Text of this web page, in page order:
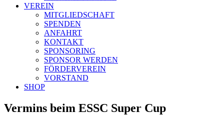
VEREIN
MITGLIEDSCHAFT
SPENDEN
ANFAHRT
KONTAKT
SPONSORING
SPONSOR WERDEN
FÖRDERVEREIN
VORSTAND
SHOP
Vermins beim ESSC Super Cup